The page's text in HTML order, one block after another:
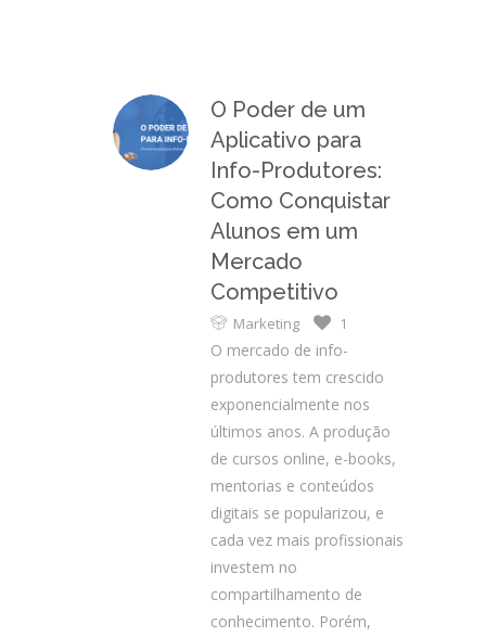
O Poder de um
Aplicativo para
Info-Produtores:
Como Conquistar
Alunos em um
Mercado
Competitivo
Marketing 1
O mercado de info-
produtores tem crescido
exponencialmente nos
últimos anos. A produção
de cursos online, e-books,
mentorias e conteúdos
digitais se popularizou, e
cada vez mais profissionais
investem no
compartilhamento de
conhecimento. Porém,